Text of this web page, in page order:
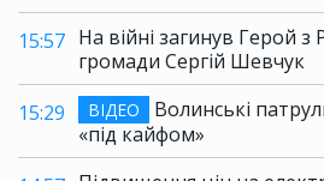
15:57 На війні загинув Герой
громади Сергій Шевчук
15:29
ВІДЕО
Волинські
«під кайфом»